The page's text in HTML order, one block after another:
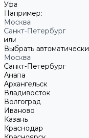
Уфа
Например:
Москва
Санкт-Петербург
или
Выбрать автоматически
Москва
Санкт-Петербург
Анапа
Архангельск
Владивосток
Волгоград
Иваново
Казань
Краснодар